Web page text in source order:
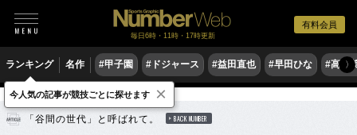
有料会員
毎日6時・11時・17時更新
ランキング 名作 #甲子園 #ドジャース #益田直也 #早田ひな #高木
〉
サッカー サッカー日本代表
「谷間の世代」と呼ばれて。 BACK NUMBER
今人気の記事が競技ごとに探せます ×